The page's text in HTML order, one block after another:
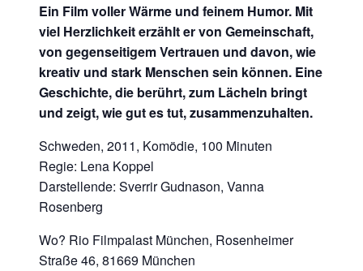
Ein Film voller Wärme und feinem Humor. Mit
viel Herzlichkeit erzählt er von Gemeinschaft,
von gegenseitigem Vertrauen und davon, wie
kreativ und stark Menschen sein können. Eine
Geschichte, die berührt, zum Lächeln bringt
und zeigt, wie gut es tut, zusammenzuhalten.
Schweden, 2011, Komödie, 100 Minuten
Regie: Lena Koppel
Darstellende: Sverrir Gudnason, Vanna
Rosenberg
Wo? Rio Filmpalast München, Rosenheimer
Straße 46, 81669 München